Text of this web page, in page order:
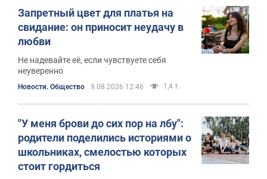
Запретный цвет для платья на
свидание: он приносит неудачу в
любви
Не надевайте её, если чувствуете себя
неуверенно
Новости. Общество 9.08.2026 12:46 1,4 т.
"У меня брови до сих пор на лбу":
родители поделились историями о
школьниках, смелостью которых
стоит гордиться